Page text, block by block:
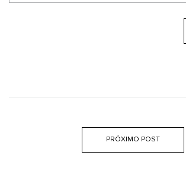
PRÓXIMO POST